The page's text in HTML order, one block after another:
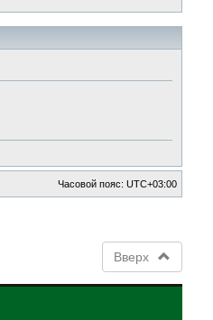
Часовой пояс:UTC+03:00
Вверх